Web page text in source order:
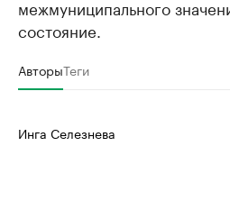
межмуниципального
состояние.
АвторыТеги
Инга Селезнева